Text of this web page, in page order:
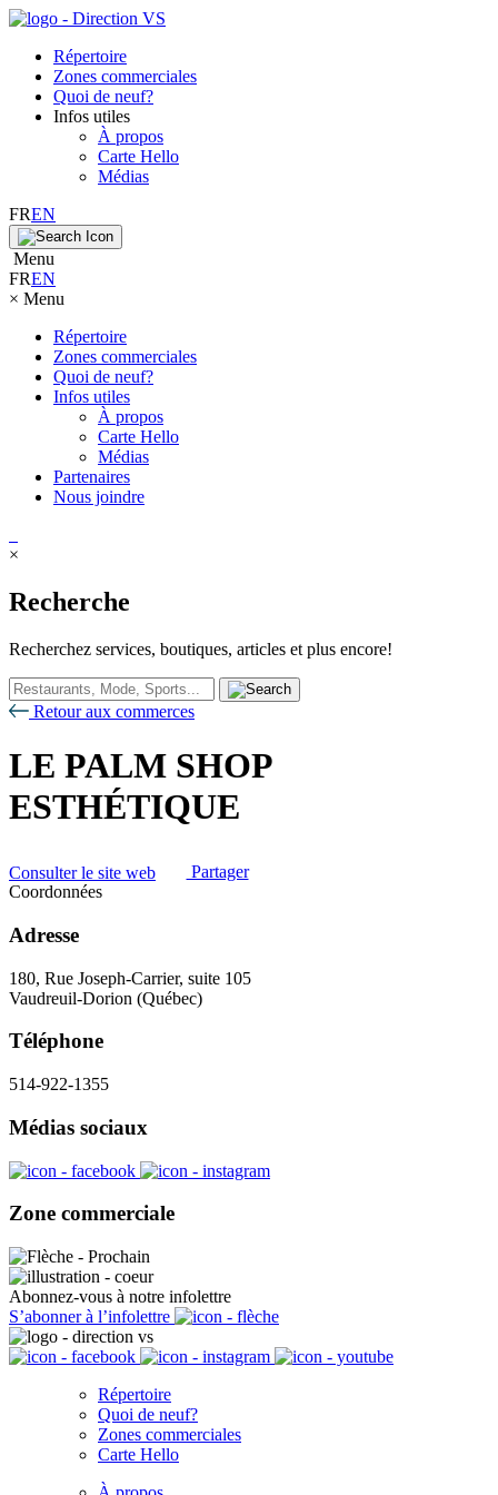
Répertoire
Zones commerciales
Quoi de neuf?
Infos utiles
À propos
Carte Hello
Médias
FREN
Menu
FREN
× Menu
Répertoire
Zones commerciales
Quoi de neuf?
Infos utiles
À propos
Carte Hello
Médias
Partenaires
Nous joindre
×
Recherche
Recherchez services, boutiques, articles et plus encore!
Retour aux commerces
LE PALM SHOP
ESTHÉTIQUE
Consulter le site web
Partager
Coordonnées
Adresse
180, Rue Joseph-Carrier, suite 105
Vaudreuil-Dorion (Québec)
Téléphone
514-922-1355
Médias sociaux
Zone commerciale
Abonnez-vous à notre infolettre
S’abonner à l’infolettre
Répertoire
Quoi de neuf?
Zones commerciales
Carte Hello